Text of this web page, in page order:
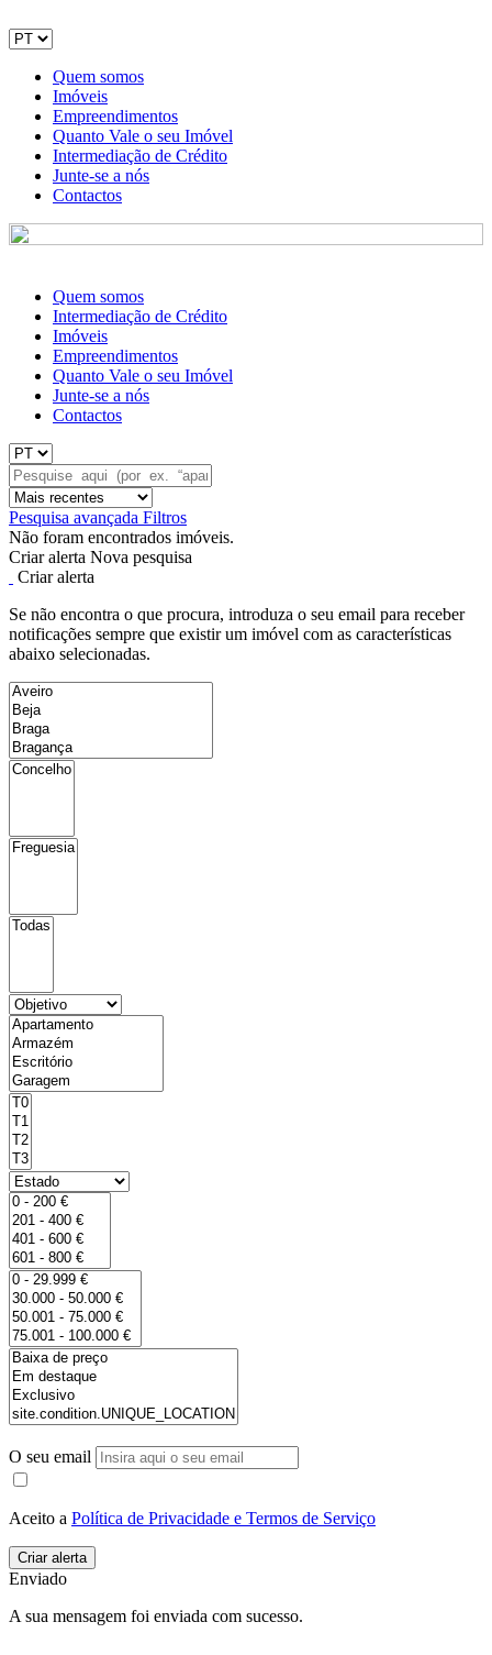
Quem somos
Imóveis
Empreendimentos
Quanto Vale o seu Imóvel
Intermediação de Crédito
Junte-se a nós
Contactos
Quem somos
Intermediação de Crédito
Imóveis
Empreendimentos
Quanto Vale o seu Imóvel
Junte-se a nós
Contactos
Pesquisa avançada Filtros
Não foram encontrados imóveis.
Criar alerta Nova pesquisa
Criar alerta
Se não encontra o que procura, introduza o seu email para receber
notificações sempre que existir um imóvel com as características
abaixo selecionadas.
O seu email
Aceito a Política de Privacidade e Termos de Serviço
Enviado
A sua mensagem foi enviada com sucesso.